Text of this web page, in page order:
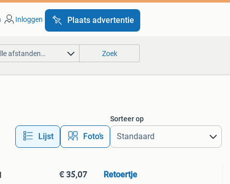
Inloggen Plaats advertentie
afstanden… Zoek
Lijst Foto’s
Sorteer op
€ 35,07 Retoertje